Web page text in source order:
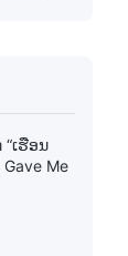
າ: ການ
ເຮືອນ
Me